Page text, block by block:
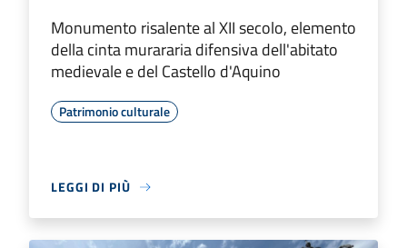
Monumento risalente al XII secolo, elemento
della cinta murararia difensiva dell'abitato
medievale e del Castello d'Aquino
Patrimonio culturale
LEGGI DI PIÙ